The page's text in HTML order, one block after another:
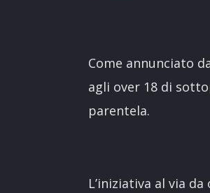
Come annunciato
agli over 18 di
parentela.
L’iniziativa al via